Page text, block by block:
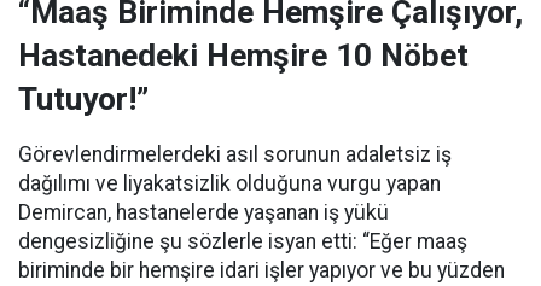
“Maaş Biriminde Hemşire Çalışıyor,
Hastanedeki Hemşire 10 Nöbet
Tutuyor!”
Görevlendirmelerdeki asıl sorunun adaletsiz iş
dağılımı ve liyakatsizlik olduğuna vurgu yapan
Demircan, hastanelerde yaşanan iş yükü
dengesizliğine şu sözlerle isyan etti: “Eğer maaş
biriminde bir hemşire idari işler yapıyor ve bu yüzden